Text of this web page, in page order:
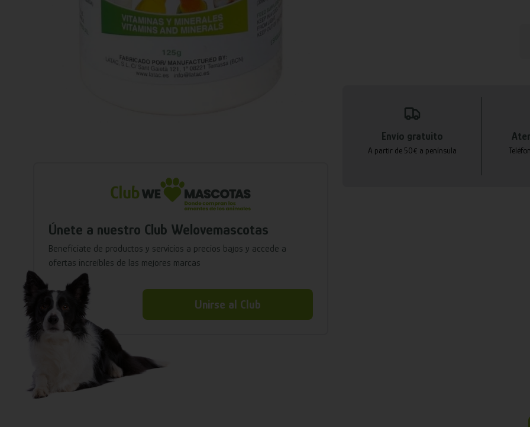
Únete a nuestro Club Welovemascotas
Benefíciate de productos y servicios a precios bajos y accede a
ofertas increíbles de las mejores marcas
Unirse al Club
Envío gratuito
A partir de 50€ a península